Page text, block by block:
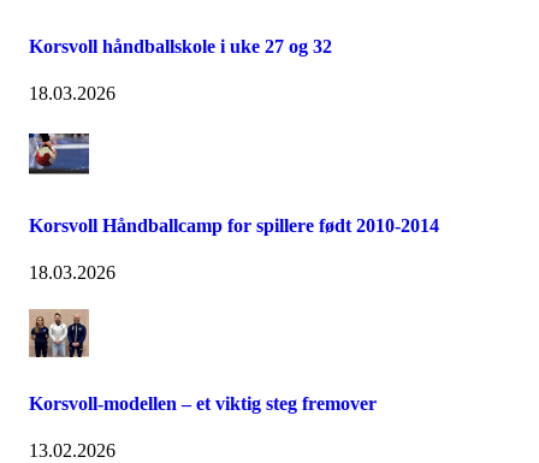
Korsvoll håndballskole i uke 27 og 32
18.03.2026
Korsvoll Håndballcamp for spillere født 2010-2014
18.03.2026
Korsvoll-modellen – et viktig steg fremover
13.02.2026